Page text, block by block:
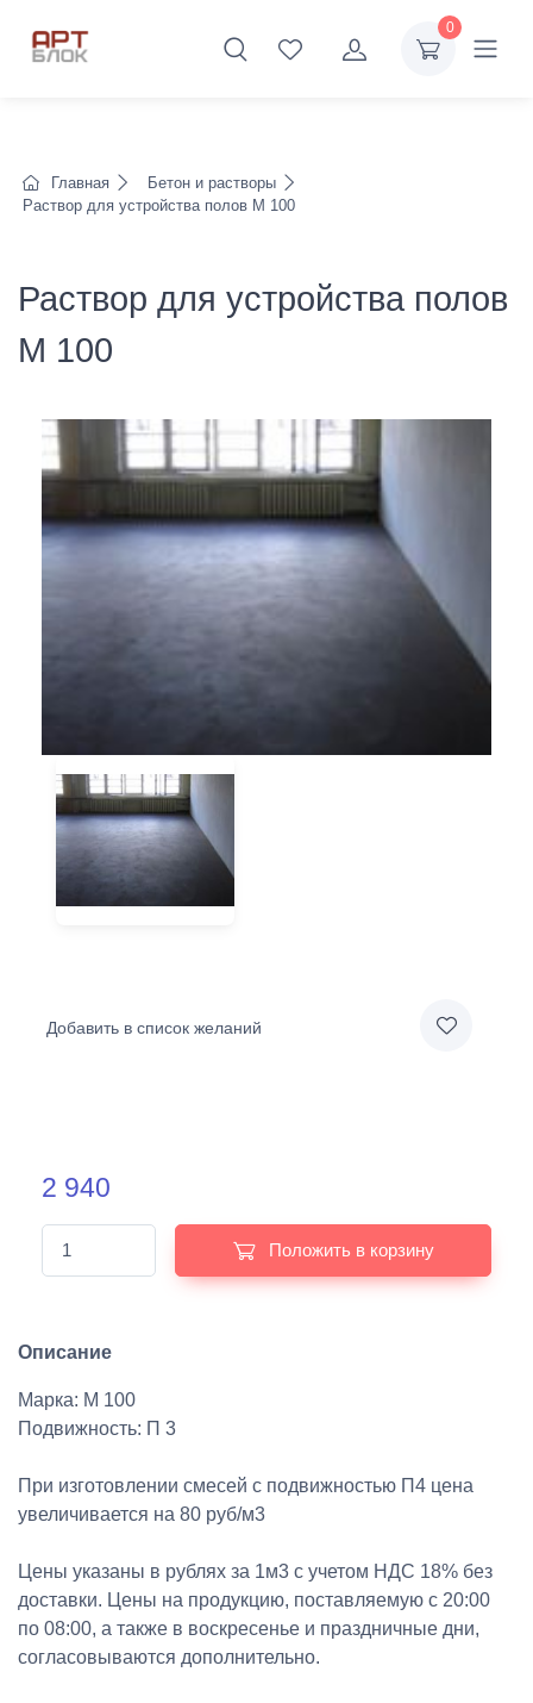
0
Главная
Бетон и растворы
Раствор для устройства полов М 100
Раствор для устройства полов
М 100
Добавить в список желаний
2 940
Положить в корзину
Описание
Марка: М 100
Подвижность: П 3
При изготовлении смесей с подвижностью П4 цена
увеличивается на 80 руб/м3
Цены указаны в рублях за 1м3 с учетом НДС 18% без
доставки. Цены на продукцию, поставляемую с 20:00
по 08:00, а также в воскресенье и праздничные дни,
согласовываются дополнительно.